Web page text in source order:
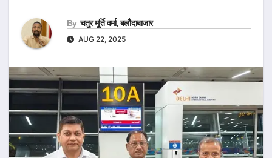
By चतुर मूर्ति वर्मा, बलौदाबाजार
AUG 22, 2025